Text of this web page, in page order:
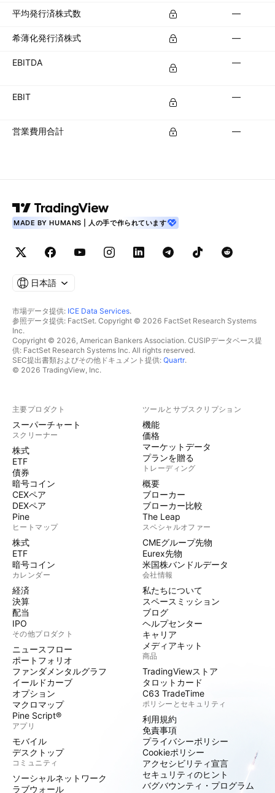
平均発行済株式数 —
希薄化発行済株式 —
EBITDA —
EBIT —
営業費用合計 —
MADE BY HUMANS | 人の手で作られています
日本語
市場データ提供: ICE Data Services.
参照データ提供: FactSet. Copyright © 2026 FactSet Research Systems
Inc.
Copyright © 2026, American Bankers Association. CUSIPデータベース提
供: FactSet Research Systems Inc. All rights reserved.
SEC提出書類およびその他ドキュメント提供: Quartr.
© 2026 TradingView, Inc.
主要プロダクト
スーパーチャート
スクリーナー
株式
ETF
債券
暗号コイン
CEXペア
DEXペア
Pine
ヒートマップ
株式
ETF
暗号コイン
カレンダー
経済
決算
配当
IPO
その他プロダクト
ニュースフロー
ポートフォリオ
ファンダメンタルグラフ
イールドカーブ
オプション
マクロマップ
Pine Script®
アプリ
モバイル
デスクトップ
コミュニティ
ソーシャルネットワーク
ラブウォール
ツールとサブスクリプション
機能
価格
マーケットデータ
プランを贈る
トレーディング
概要
ブローカー
ブローカー比較
The Leap
スペシャルオファー
CMEグループ先物
Eurex先物
米国株バンドルデータ
会社情報
私たちについて
スペースミッション
ブログ
ヘルプセンター
キャリア
メディアキット
商品
TradingViewストア
タロットカード
C63 TradeTime
ポリシーとセキュリティ
利用規約
免責事項
プライバシーポリシー
Cookieポリシー
アクセシビリティ宣言
セキュリティのヒント
バグバウンティ・プログラム